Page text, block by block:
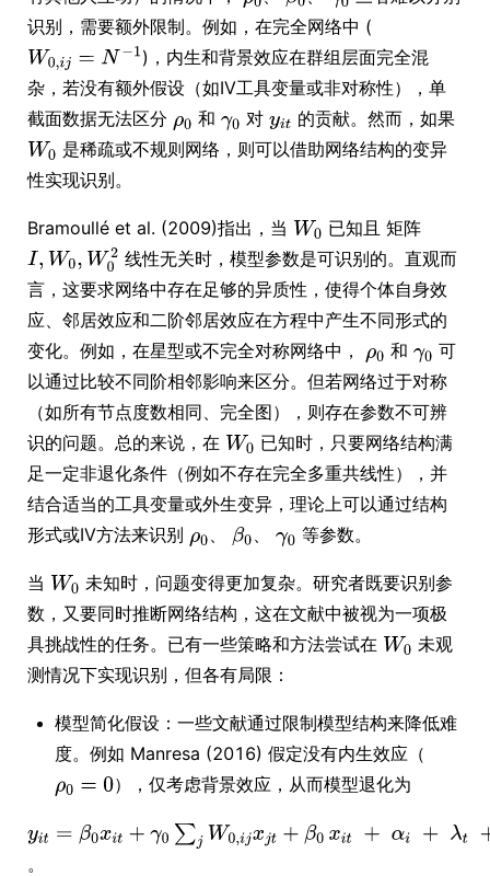
识别，需要额外限制。例如，在完全网络中 (
)，内生和背景效应在群组层面完全混
杂，若没有额外假设（如IV工具变量或非对称性），单
截面数据无法区分
和 对
的贡献。然而，如果
是稀疏或不规则网络，则可以借助网络结构的变异
性实现识别。
Bramoullé et al. (2009)指出，当
已知且 矩阵
线性无关时，模型参数是可识别的。直观而
言，这要求网络中存在足够的异质性，使得个体自身效
应、邻居效应和二阶邻居效应在方程中产生不同形式的
变化。例如，在星型或不完全对称网络中，
和
可
以通过比较不同阶相邻影响来区分。但若网络过于对称
（如所有节点度数相同、完全图），则存在参数不可辨
识的问题。总的来说，在
已知时，只要网络结构满
足一定非退化条件（例如不存在完全多重共线性），并
结合适当的工具变量或外生变异，理论上可以通过结构
形式或IV方法来识别
、 、 等参数。
当
未知时，问题变得更加复杂。研究者既要识别参
数，又要同时推断网络结构，这在文献中被视为一项极
具挑战性的任务。已有一些策略和方法尝试在
未观
测情况下实现识别，但各有局限：
模型简化假设：一些文献通过限制模型结构来降低难
度。例如 Manresa (2016) 假定没有内生效应（
），仅考虑背景效应，从而模型退化为
。